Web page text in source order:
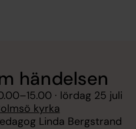
händelsen
–15.00 · lördag 25 juli
kyrka
Linda Bergstrand